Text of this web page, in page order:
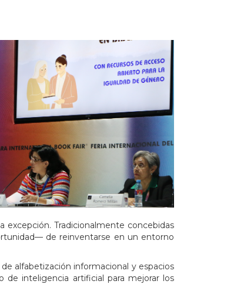
Tradicionalmente concebidas
de reinventarse en un entorno
alfabetización informacional y espacios
de inteligencia artificial para mejorar los